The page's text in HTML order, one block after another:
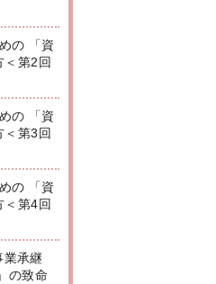
の 「資
＜第2回
の 「資
＜第3回
の 「資
＜第4回
業承継
の致命